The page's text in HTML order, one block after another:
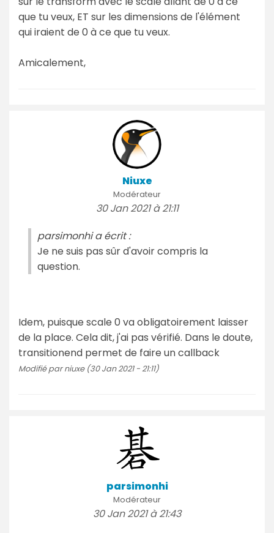
que tu veux, ET sur les dimensions de l'élément
qui iraient de 0 à ce que tu veux.
Amicalement,
Niuxe
Modérateur
30 Jan 2021 à 21:11
parsimonhi a écrit :
Je ne suis pas sûr d'avoir compris la
question.
Idem, puisque scale 0 va obligatoirement laisser
de la place. Cela dit, j'ai pas vérifié. Dans le doute,
transitionend permet de faire un callback
Modifié par niuxe (30 Jan 2021 - 21:11)
parsimonhi
Modérateur
30 Jan 2021 à 21:43